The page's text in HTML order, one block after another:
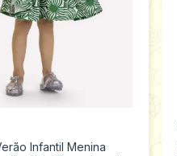
Infantil Menina